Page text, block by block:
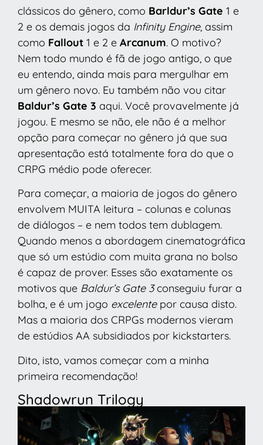
clássicos do gênero, como Barldur’s Gate 1 e
2 e os demais jogos da Infinity Engine, assim
como Fallout 1 e 2 e Arcanum. O motivo?
Nem todo mundo é fã de jogo antigo, o que
eu entendo, ainda mais para mergulhar em
um gênero novo. Eu também não vou citar
Baldur’s Gate 3 aqui. Você provavelmente já
jogou. E mesmo se não, ele não é a melhor
opção para começar no gênero já que sua
apresentação está totalmente fora do que o
CRPG médio pode oferecer.
Para começar, a maioria de jogos do gênero
envolvem MUITA leitura – colunas e colunas
de diálogos – e nem todos tem dublagem.
Quando menos a abordagem cinematográfica
que só um estúdio com muita grana no bolso
é capaz de prover. Esses são exatamente os
motivos que Baldur’s Gate 3conseguiu furar a
bolha, e é um jogo excelentepor causa disto.
Mas a maioria dos CRPGs modernos vieram
de estúdios AA subsidiados por kickstarters.
Dito, isto, vamos começar com a minha
primeira recomendação!
Shadowrun Trilogy